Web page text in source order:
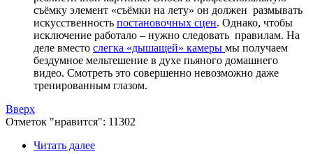
съёмку элемент «съёмки на лету» он должен размывать
искусственность постановочных сцен. Однако, чтобы
исключение работало – нужно следовать правилам. На
деле вместо слегка «дышащей» камеры мы получаем
бездумное мельтешение в духе пьяного домашнего
видео. Смотреть это совершенно невозможно даже
тренированным глазом.
Вверх
Отметок "нравится": 11302
Читать далее